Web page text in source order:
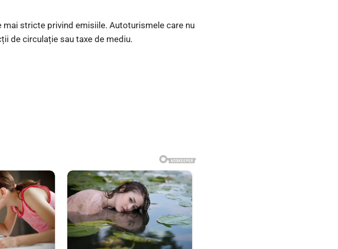
stricte privind emisiile. Autoturismele care nu
de circulație sau taxe de mediu.